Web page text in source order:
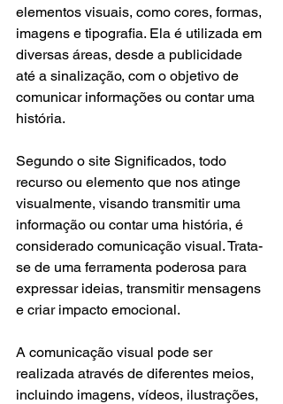
elementos visuais, como cores, formas,
imagens e tipografia. Ela é utilizada em
diversas áreas, desde a publicidade
até a sinalização, com o objetivo de
comunicar informações ou contar uma
história.
Segundo o site Significados, todo
recurso ou elemento que nos atinge
visualmente, visando transmitir uma
informação ou contar uma história, é
considerado comunicação visual. Trata-
se de uma ferramenta poderosa para
expressar ideias, transmitir mensagens
e criar impacto emocional.
A comunicação visual pode ser
realizada através de diferentes meios,
incluindo imagens, vídeos, ilustrações,